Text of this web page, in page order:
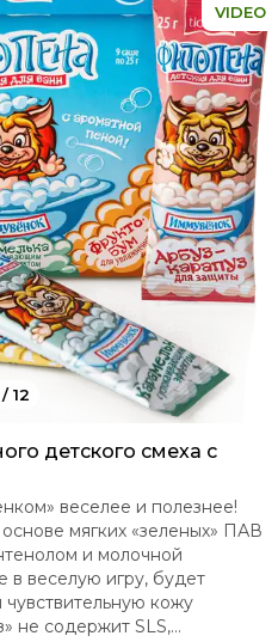
VIDEO
/12
детского смеха с
веселее и полезнее!
мягких «зеленых» ПАВ
и молочной
в веселую игру, будет
кожу